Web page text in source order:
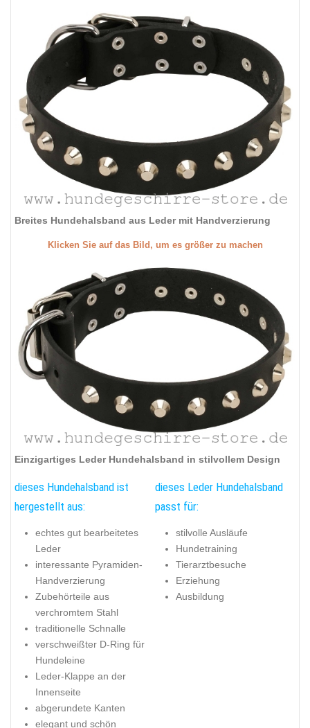
Breites Hundehalsband aus Leder mit Handverzierung
Klicken Sie auf das Bild, um es größer zu machen
Einzigartiges Leder Hundehalsband in stilvollem Design
dieses Hundehalsband ist
hergestellt aus:
echtes gut bearbeitetes
Leder
interessante Pyramiden-
Handverzierung
Zubehörteile aus
verchromtem Stahl
traditionelle Schnalle
verschweißter D-Ring für
Hundeleine
Leder-Klappe an der
Innenseite
abgerundete Kanten
elegant und schön
dieses Leder Hundehalsband
passt für:
stilvolle Ausläufe
Hundetraining
Tierarztbesuche
Erziehung
Ausbildung